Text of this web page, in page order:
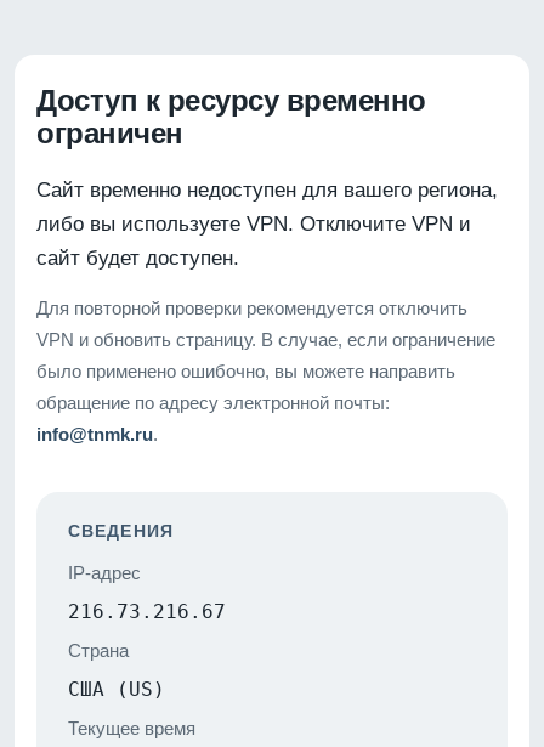
Доступ к ресурсу временно
ограничен
Сайт временно недоступен для вашего региона,
либо вы используете VPN. Отключите VPN и
сайт будет доступен.
Для повторной проверки рекомендуется отключить
VPN и обновить страницу. В случае, если ограничение
было применено ошибочно, вы можете направить
обращение по адресу электронной почты:
info@tnmk.ru.
СВЕДЕНИЯ
IP-адрес
216.73.216.67
Страна
США (US)
Текущее время